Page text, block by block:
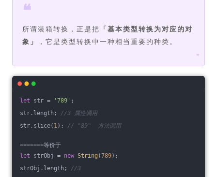
❝
所谓装箱转换，正是把 「基本类型转换为对应的对
象 」 ，它是类型转换中一种相当重要的种类。
❞
let str = '789' ;
str.length; //3 属性调用
str.slice( 1); // "89"  方法调用
=======等价于
let strObj = new String (789);
strObj.length; //3